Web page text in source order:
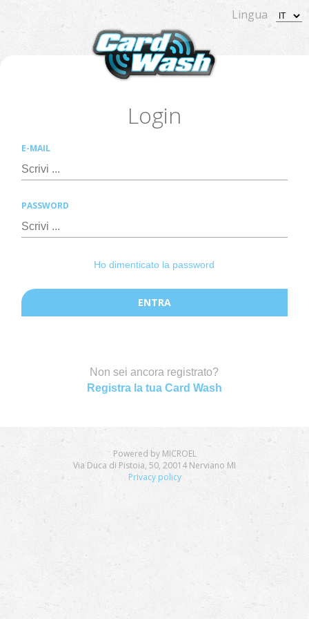
Login
E-MAIL
PASSWORD
Ho dimenticato la password
ENTRA
Non sei ancora registrato?
Registra la tua Card Wash
Lingua
Powered by MICROEL
Via Duca di Pistoia, 50, 20014 Nerviano MI
Privacy policy